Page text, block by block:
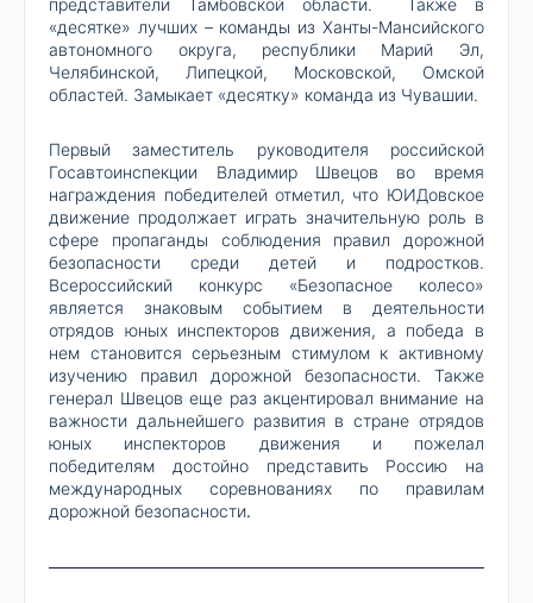
представители Тамбовской области. Также в
«десятке» лучших – команды из Ханты-Мансийского
автономного округа, республики Марий Эл,
Челябинской, Липецкой, Московской, Омской
областей. Замыкает «десятку» команда из Чувашии.
Первый заместитель руководителя российской
Госавтоинспекции Владимир Швецов во время
награждения победителей отметил, что ЮИДовское
движение продолжает играть значительную роль в
сфере пропаганды соблюдения правил дорожной
безопасности среди детей и подростков.
Всероссийский конкурс «Безопасное колесо»
является знаковым событием в деятельности
отрядов юных инспекторов движения, а победа в
нем становится серьезным стимулом к активному
изучению правил дорожной безопасности. Также
генерал Швецов еще раз акцентировал внимание на
важности дальнейшего развития в стране отрядов
юных инспекторов движения и пожелал
победителям достойно представить Россию на
международных соревнованиях по правилам
дорожной безопасности.